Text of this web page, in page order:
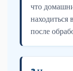
что
находиться
после